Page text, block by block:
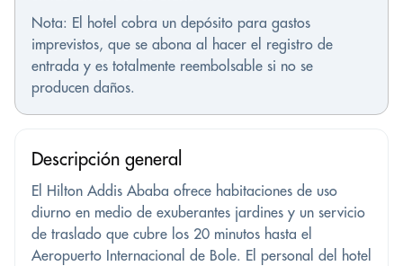
Nota: El hotel cobra un depósito para gastos
imprevistos, que se abona al hacer el registro de
entrada y es totalmente reembolsable si no se
producen daños.
Descripción general
El Hilton Addis Ababa ofrece habitaciones de uso
diurno en medio de exuberantes jardines y un servicio
de traslado que cubre los 20 minutos hasta el
Aeropuerto Internacional de Bole. El personal del hotel